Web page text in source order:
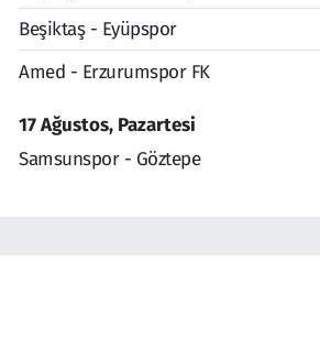
Beşiktaş - Eyüpspor
Amed - Erzurumspor FK
17 Ağustos, Pazartesi
Samsunspor - Göztepe